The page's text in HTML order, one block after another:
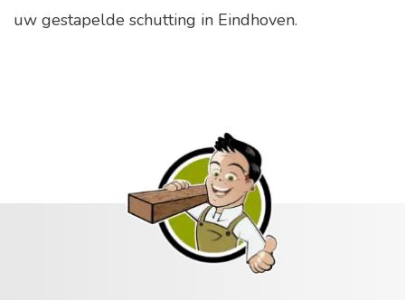
uw gestapelde schutting in Eindhoven.